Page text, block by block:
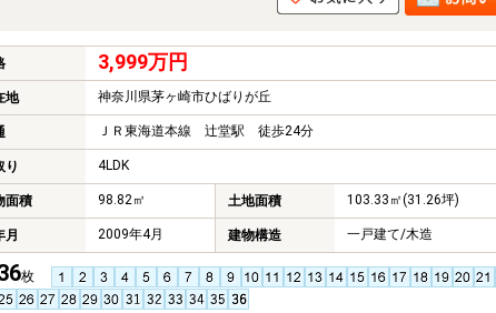
3,999万円
地 神奈川県茅ヶ崎市ひばりが丘
ＪＲ東海道本線 辻堂駅 徒歩24分
り 4LDK
面積 98.82㎡ 土地面積 103.33㎡(31.26坪)
月 2009年4月 建物構造 一戸建て/木造
枚